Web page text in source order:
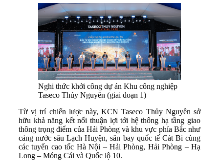
Nghi thức khởi công dự án Khu công nghiệp
Taseco Thủy Nguyên (giai đoạn 1)
Từ vị trí chiến lược này, KCN Taseco Thủy Nguyên sở
hữu khả năng kết nối thuận lợi tới hệ thống hạ tầng giao
thông trọng điểm của Hải Phòng và khu vực phía Bắc như
cảng nước sâu Lạch Huyện, sân bay quốc tế Cát Bi cùng
các tuyến cao tốc Hà Nội – Hải Phòng, Hải Phòng – Hạ
Long – Móng Cái và Quốc lộ 10.